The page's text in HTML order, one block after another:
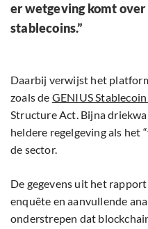
er wetgeving komt
stablecoins.”
Daarbij verwijst het
zoals de GENIUS
Structure Act. Bijna
heldere regelgeving als het
de sector.
De gegevens uit het
enquête en aanvullende
onderstrepen dat